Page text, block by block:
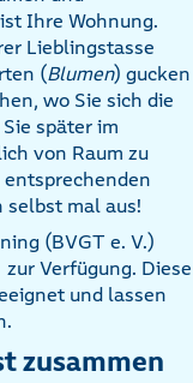
Ihre Wohnung.
Lieblingstasse
(Blumen) gucken
wo Sie sich die
später im
von Raum zu
selbst mal aus!
(BVGT e. V.)
zur Verfügung. Diese
und lassen
zusammen